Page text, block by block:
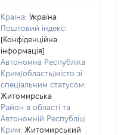
Країна: Україна
Поштовий індекс:
[Конфіденційна
інформація]
Автономна Республіка
Крим/область/місто зі
спеціальним статусом:
Житомирська
Район в області та
Автономній Республіці
Крим: Житомирський